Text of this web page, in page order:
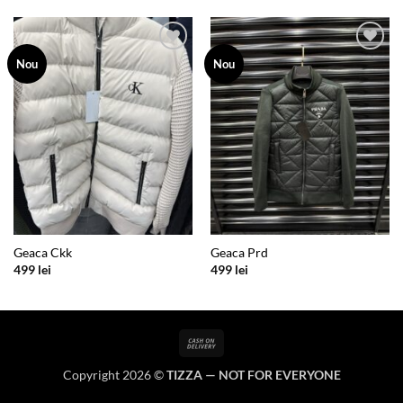
până
la
650 lei
Nou
Add to
wishlist
Geaca Ckk
499 lei
Nou
Add to
wishlist
Geaca Prd
499 lei
Delivery
Copyright 2026 ©TIZZA — NOT FOR EVERYONE